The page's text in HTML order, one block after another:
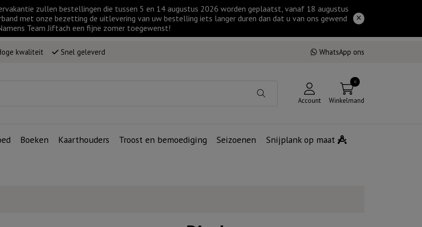
zullen bestellingen die tussen 5 en 14 augustus 2026 worden geplaatst, vanaf 18 augustus
met onze bezetting de uitlevering van uw bestelling iets langer duren dan dat u van ons gewend
Team Jiftach een fijne zomer toegewenst!
kwaliteit Snel geleverd WhatsApp ons
Account
0
Winkelmand
Boeken Kaarthouders Troost en bemoediging Seizoenen Snijplank op maat